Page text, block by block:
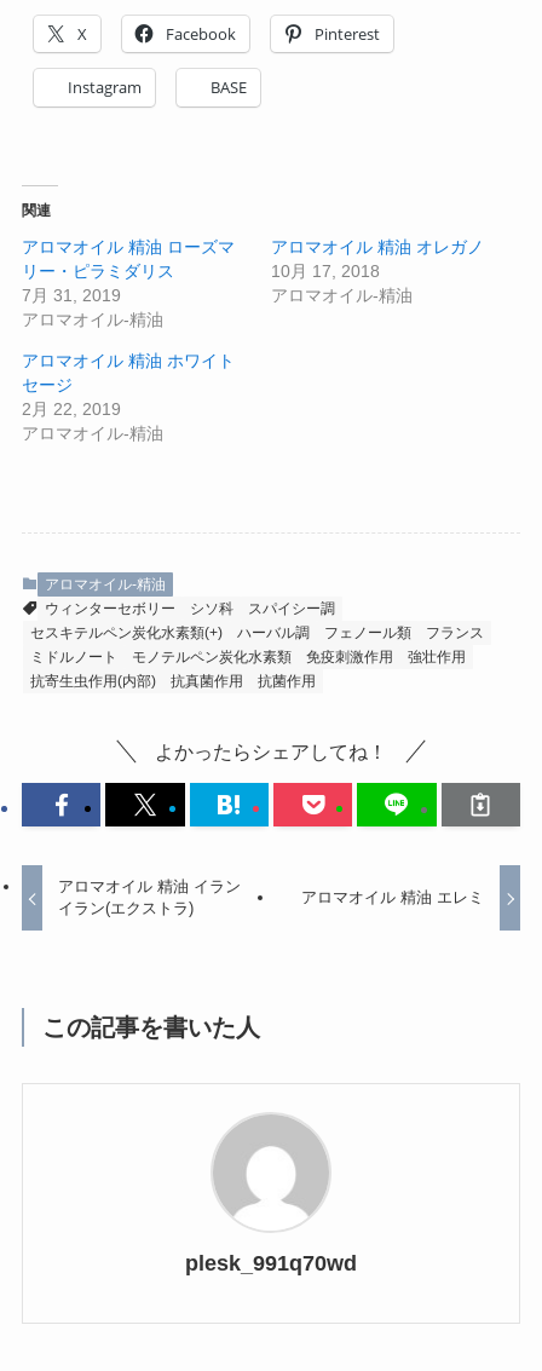
X Facebook Pinterest
Instagram BASE
関連
アロマオイル 精油 ローズマ
リー・ピラミダリス
7月 31, 2019
アロマオイル-精油
アロマオイル 精油 オレガノ
10月 17, 2018
アロマオイル-精油
アロマオイル 精油 ホワイト
セージ
2月 22, 2019
アロマオイル-精油
アロマオイル-精油
ウィンターセボリー
シソ科
スパイシー調
セスキテルペン炭化水素類(+)
ハーバル調 フェノール類
フランス
ミドルノート
モノテルペン炭化水素類 免疫刺激作用
強壮作用
抗寄生虫作用(内部)
抗真菌作用 抗菌作用
よかったらシェアしてね！
アロマオイル 精油 イラン
イラン(エクストラ)
アロマオイル 精油 エレミ
この記事を書いた人
plesk_991q70wd